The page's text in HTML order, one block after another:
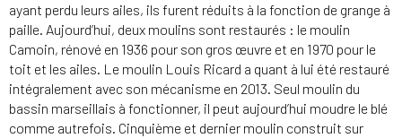
ayant perdu leurs ailes, ils furent réduits à la fonction de grange à
paille. Aujourd’hui, deux moulins sont restaurés : le moulin
Camoin, rénové en 1936 pour son gros œuvre et en 1970 pour le
toit et les ailes. Le moulin Louis Ricard a quant à lui été restauré
intégralement avec son mécanisme en 2013. Seul moulin du
bassin marseillais à fonctionner, il peut aujourd’hui moudre le blé
comme autrefois. Cinquième et dernier moulin construit sur